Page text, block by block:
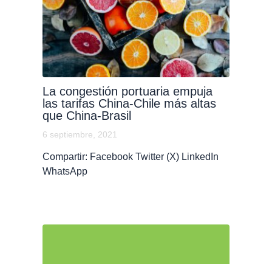
La congestión portuaria empuja
las tarifas China-Chile más altas
que China-Brasil
6 septiembre, 2021
Compartir: Facebook Twitter (X) LinkedIn
WhatsApp